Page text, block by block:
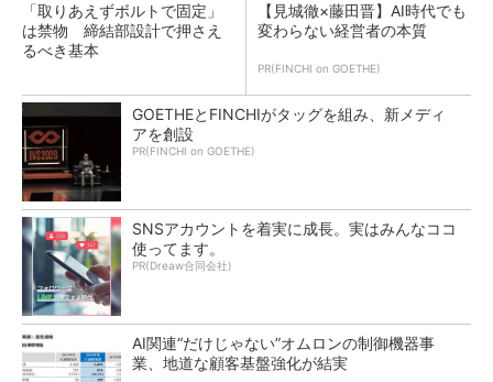
「取りあえずボルトで固定」
は禁物 締結部設計で押さえ
るべき基本
【見城徹×藤田晋】AI時代でも
変わらない経営者の本質
PR(FINCHI on GOETHE)
GOETHEとFINCHIがタッグを組み、新メディ
アを創設
PR(FINCHI on GOETHE)
SNSアカウントを着実に成長。実はみんなココ
使ってます。
PR(Dreaw合同会社)
AI関連“だけじゃない”オムロンの制御機器事
業、地道な顧客基盤強化が結実